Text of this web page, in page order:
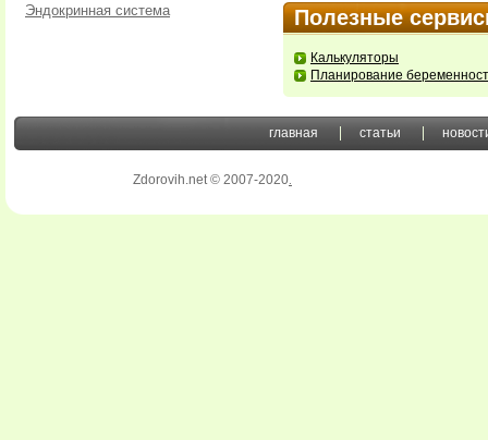
Эндокринная система
Полезные
Калькуляторы
Планирование
главная статьи
Zdorovih.net © 2007-2020